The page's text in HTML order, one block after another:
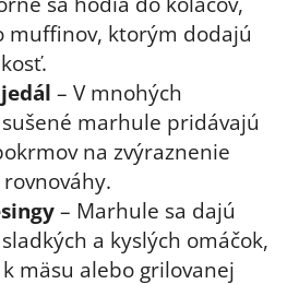
muffinov, ktorým dodajú
– V mnohých
marhule pridávajú
na zvýraznenie
– Marhule sa dajú
a kyslých omáčok,
mäsu alebo grilovanej